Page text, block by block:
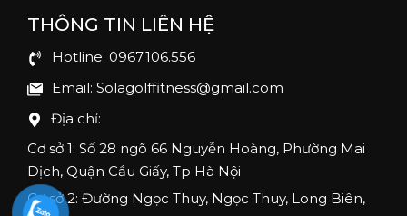
THÔNG TIN LIÊN HỆ
Hotline: 0967.106.556
Email: Solagolffitness@gmail.com
Địa chỉ:
Cơ sở 1: Số 28 ngõ 66 Nguyễn Hoàng, Phường Mai
Dịch, Quận Cầu Giấy, Tp Hà Nội
Cơ sở 2: Đường Ngọc Thuy, Ngọc Thuy, Long Biên,